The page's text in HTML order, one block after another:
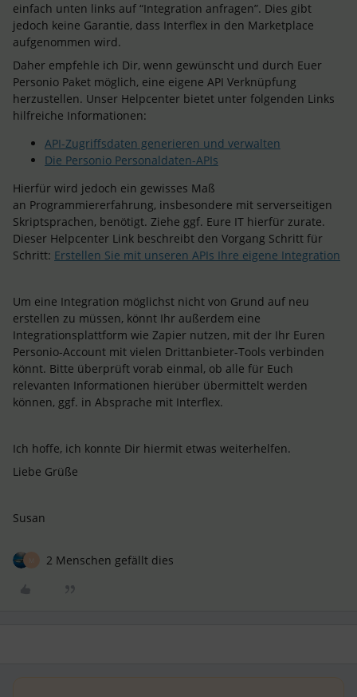
einfach unten links auf “Integration anfragen”. Dies gibt
jedoch keine Garantie, dass Interflex in den Marketplace
aufgenommen wird.
Daher empfehle ich Dir, wenn gewünscht und durch Euer
Personio Paket möglich, eine eigene API Verknüpfung
herzustellen. Unser Helpcenter bietet unter folgenden Links
hilfreiche Informationen:
API-Zugriffsdaten generieren und verwalten
Die Personio Personaldaten-APIs
Hierfür wird jedoch ein gewisses Maß
an Programmiererfahrung, insbesondere mit serverseitigen
Skriptsprachen, benötigt. Ziehe ggf. Eure IT hierfür zurate.
Dieser Helpcenter Link beschreibt den Vorgang Schritt für
Schritt: Erstellen Sie mit unseren APIs Ihre eigene Integration
Um eine Integration möglichst nicht von Grund auf neu
erstellen zu müssen, könnt Ihr außerdem eine
Integrationsplattform wie Zapier nutzen, mit der Ihr Euren
Personio-Account mit vielen Drittanbieter-Tools verbinden
könnt. Bitte überprüft vorab einmal, ob alle für Euch
relevanten Informationen hierüber übermittelt werden
können, ggf. in Absprache mit Interflex.
Ich hoffe, ich konnte Dir hiermit etwas weiterhelfen.
Liebe Grüße
Susan
2 Menschen gefällt dies